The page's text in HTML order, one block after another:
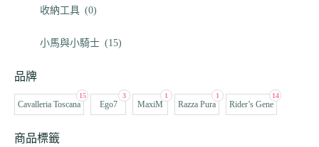
收納工具 (0)
小馬與小騎士 (15)
品牌
15
Cavalleria Toscana
3
Ego7
1
MaxiM
1
Razza Pura
14
Rider’s Gene
商品標籤